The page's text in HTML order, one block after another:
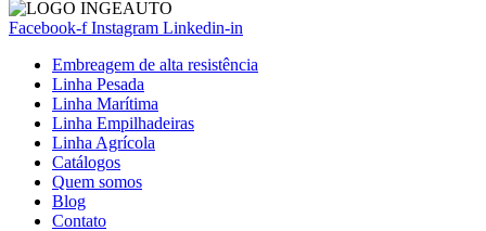
Facebook-f Instagram Linkedin-in
Embreagem de alta resistência
Linha Pesada
Linha Marítima
Linha Empilhadeiras
Linha Agrícola
Catálogos
Quem somos
Blog
Contato